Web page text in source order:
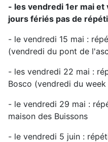
- les vendredi 1er mai
jours fériés pas de
- le vendredi 15 mai :
(vendredi du pont de
- les vendredi 22 mai :
Bosco (vendredi du
- le vendredi 29 mai :
maison des Buissons
- le vendredi 5 juin :